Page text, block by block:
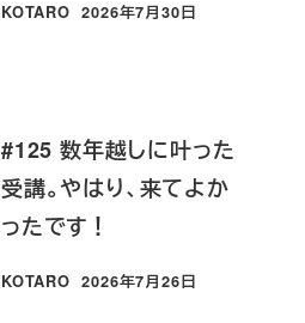
KOTARO
投稿日
2026年7月30日
#125 数年越しに叶った
受講。やはり、来てよか
ったです！
KOTARO
投稿日
2026年7月26日